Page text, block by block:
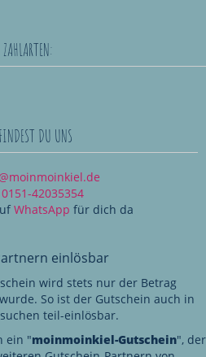
ZAHLARTEN:
DU UNS
0151-42035354
WhatsApp für dich da
einlösbar
wird stets nur der Betrag
So ist der Gutschein auch in
teil-einlösbar.
ein "moinmoinkiel-Gutschein", der